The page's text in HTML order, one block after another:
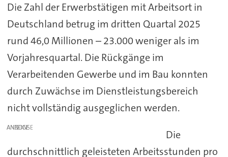
Die Zahl der Erwerbstätigen mit Arbeitsort in
Deutschland betrug im dritten Quartal 2025
rund 46,0 Millionen – 23.000 weniger als im
Vorjahresquartal. Die Rückgänge im
Verarbeitenden Gewerbe und im Bau konnten
durch Zuwächse im Dienstleistungsbereich
nicht vollständig ausgeglichen werden.
ANZEIGE
Die
durchschnittlich geleisteten Arbeitsstunden pro